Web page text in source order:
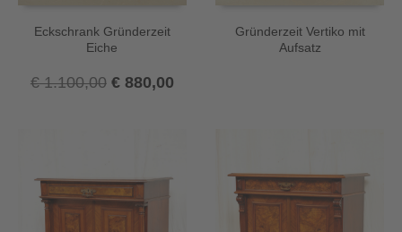
Eckschrank Gründerzeit
Eiche
€1.100,00 Ursprünglicher
€880,00Aktueller
Gründerzeit Vertiko mit
Aufsatz